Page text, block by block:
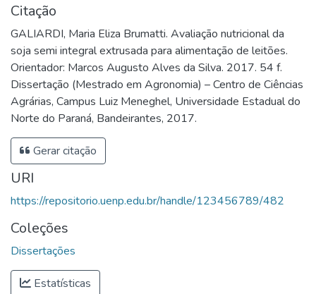
Citação
GALIARDI, Maria Eliza Brumatti. Avaliação nutricional da
soja semi integral extrusada para alimentação de leitões.
Orientador: Marcos Augusto Alves da Silva. 2017. 54 f.
Dissertação (Mestrado em Agronomia) – Centro de Ciências
Agrárias, Campus Luiz Meneghel, Universidade Estadual do
Norte do Paraná, Bandeirantes, 2017.
Gerar citação
URI
https://repositorio.uenp.edu.br/handle/123456789/482
Coleções
Dissertações
Estatísticas